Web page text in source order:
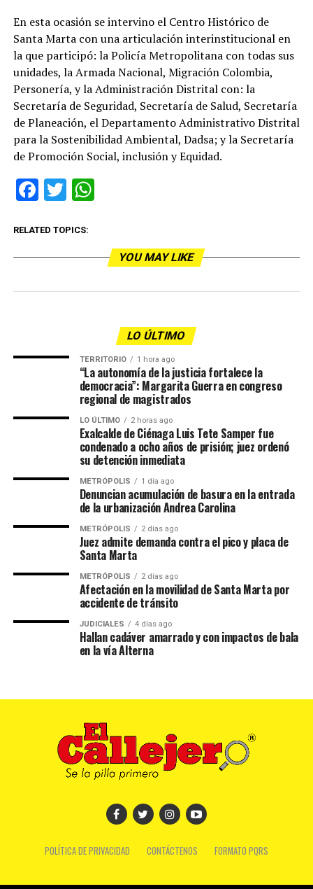
En esta ocasión se intervino el Centro Histórico de
Santa Marta con una articulación interinstitucional en
la que participó: la Policía Metropolitana con todas sus
unidades, la Armada Nacional, Migración Colombia,
Personería, y la Administración Distrital con: la
Secretaría de Seguridad, Secretaría de Salud, Secretaría
de Planeación, el Departamento Administrativo Distrital
para la Sostenibilidad Ambiental, Dadsa; y la Secretaría
de Promoción Social, inclusión y Equidad.
Facebook
TwitterWhatsApp
RELATED TOPICS:
YOU MAY LIKE
LO ÚLTIMO
TERRITORIO 1 hora ago
“La autonomía de la justicia fortalece la
democracia”: Margarita Guerra en congreso
regional de magistrados
LO ÚLTIMO 2 horas ago
Exalcalde de Ciénaga Luis Tete Samper fue
condenado a ocho años de prisión; juez ordenó
su detención inmediata
METRÓPOLIS 1 día ago
Denuncian acumulación de basura en la entrada
de la urbanización Andrea Carolina
METRÓPOLIS 2 días ago
Juez admite demanda contra el pico y placa de
Santa Marta
METRÓPOLIS 2 días ago
Afectación en la movilidad de Santa Marta por
accidente de tránsito
JUDICIALES 4 días ago
Hallan cadáver amarrado y con impactos de bala
en la vía Alterna
POLÍTICA DE PRIVACIDAD CONTÁCTENOS FORMATO PQRS